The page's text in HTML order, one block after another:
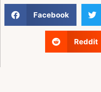
Facebook
Reddit